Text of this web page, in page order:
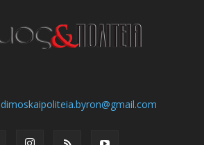
dimoskaipoliteia.byron@gmail.com